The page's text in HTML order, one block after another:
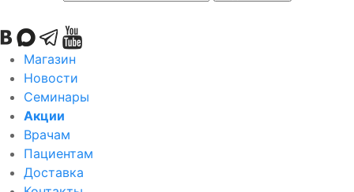
Магазин
Новости
Семинары
Акции
Врачам
Пациентам
Доставка